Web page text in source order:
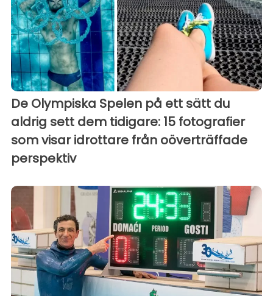
De Olympiska Spelen på ett sätt du
aldrig sett dem tidigare: 15 fotografier
som visar idrottare från oöverträffade
perspektiv